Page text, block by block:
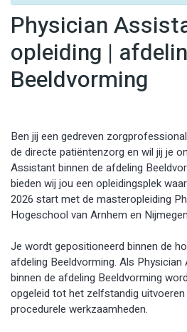
Physician
opleiding |
Beeldvorming
Ben jij een gedreven
de directe patiëntenzorg en wil jij je
Assistant binnen de afdeling
bieden wij jou een opleidingsplek
2026 start met de masteropleiding
Hogeschool van Arnhem en
Je wordt gepositioneerd binnen de
afdeling Beeldvorming. Als
binnen de afdeling Beeldvorming
opgeleid tot het zelfstandig
procedurele werkzaamheden.